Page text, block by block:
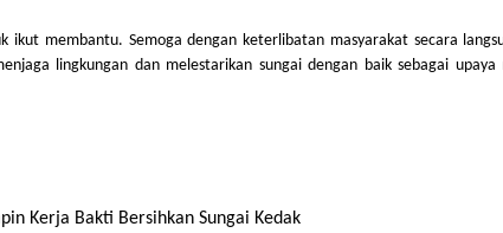
ikut membantu. Semoga dengan keterlibatan masyarakat secara
lingkungan dan melestarikan sungai dengan baik sebagai upaya
Kerja Bakti Bersihkan Sungai Kedak